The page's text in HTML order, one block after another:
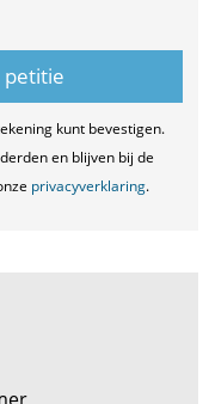
kunt bevestigen.
en blijven bij de
privacyverklaring.